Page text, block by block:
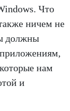
Что
ничем не
должны
нам
и